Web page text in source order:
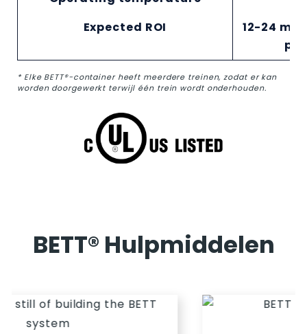
Expected ROI
12-24
* Elke BETT®-container heeft meerdere treinen, zodat er kan
worden doorgewerkt terwijl één trein wordt onderhouden.
BETT® Hulpmiddelen